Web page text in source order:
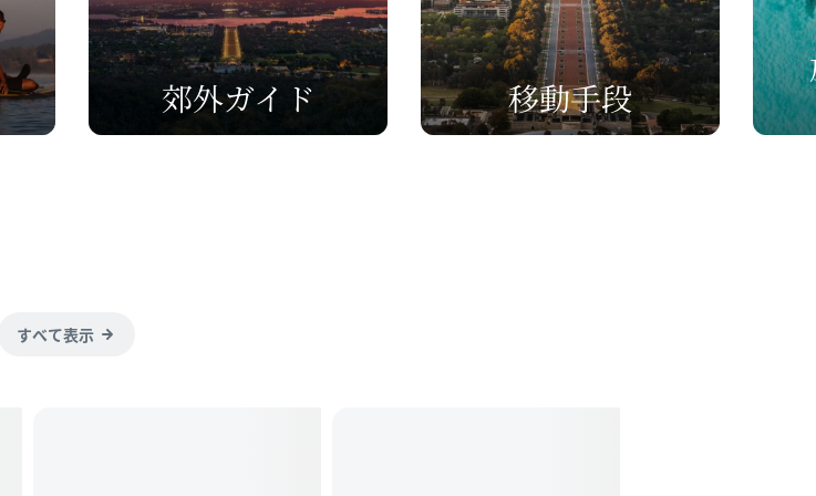
郊外ガイド 移動手段​
すべて表示